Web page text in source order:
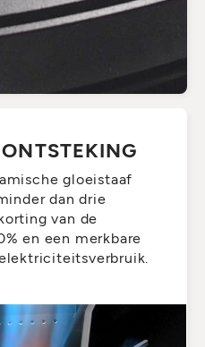
gloeistaaf
dan drie
van de
en een merkbare